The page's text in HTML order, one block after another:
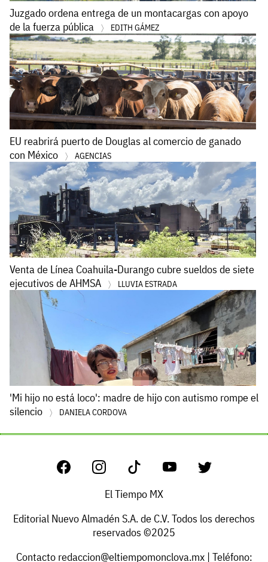
Juzgado ordena entrega de un montacargas con apoyo
de la fuerza pública
EDITH GÁMEZ
EU reabrirá puerto de Douglas al comercio de ganado
con México
AGENCIAS
Venta de Línea Coahuila-Durango cubre sueldos de siete
ejecutivos de AHMSA
LLUVIA ESTRADA
'Mi hijo no está loco': madre de hijo con autismo rompe el
silencio
DANIELA CORDOVA
El Tiempo MX
Editorial Nuevo Almadén S.A. de C.V. Todos los derechos
reservados ©2025
Contacto redaccion@eltiempomonclova.mx| Teléfono: